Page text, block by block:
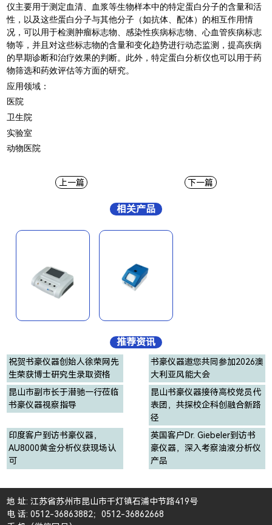
仪主要用于测定血清、血浆等生物样本中的特定蛋白分子的含量和活
性，以及这些蛋白分子与其他分子（如抗体、配体）的相互作用情
况，可以用于检测肿瘤标志物、感染性疾病标志物、心血管疾病标志
物等，并且对这些标志物的含量和变化趋势进行动态监测，提高疾病
的早期诊断和治疗效果的判断。此外，特定蛋白分析仪也可以用于药
物筛选和药效评估等方面的研究。
应用领域：
医院
卫生院
实验室
动物医院
上一篇 下一篇
相关产品
推荐资讯
祝贺书豪仪器创始人徐荣网先
生荣获博士研究生录取资格
书豪仪器邀您共同参加2026澳
大利亚风能大会
昆山市副市长于潜驰一行莅临
书豪仪器视察指导
昆山书豪仪器接待高校党员代
表团，共探校企科创融合新路
径
印度客户到访书豪仪器，
AU8000黄金分析仪获现场认
可
英国客户Dr. Giebeler到访书
豪仪器，深入考察油液分析仪
产品
地 址: 江苏省苏州市昆山市千灯镇石浦中节路419号
电 话: 0512-36863882；0512-36862668